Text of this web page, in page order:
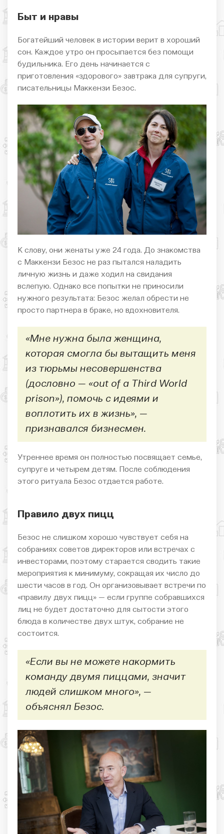
Быт и нравы
Богатейший человек в истории верит в хороший
сон. Каждое утро он просыпается без помощи
будильника. Его день начинается с
приготовления «здорового» завтрака для супруги,
писательницы Маккензи Безос.
К слову, они женаты уже 24 года. До знакомства
с Маккензи Безос не раз пытался наладить
личную жизнь и даже ходил на свидания
вслепую. Однако все попытки не приносили
нужного результата: Безос желал обрести не
просто партнера в браке, но вдохновителя.
«Мне нужна была женщина,
которая смогла бы вытащить меня
из тюрьмы несовершенства
(дословно — «out of a Third World
prison»), помочь с идеями и
воплотить их в жизнь», —
признавался бизнесмен.
Утреннее время он полностью посвящает семье,
супруге и четырем детям. После соблюдения
этого ритуала Безос отдается работе.
Правило двух пицц
Безос не слишком хорошо чувствует себя на
собраниях советов директоров или встречах с
инвесторами, поэтому старается сводить такие
мероприятия к минимуму, сокращая их число до
шести часов в год. Он организовывает встречи по
«правилу двух пицц» — если группе собравшихся
лиц не будет достаточно для сытости этого
блюда в количестве двух штук, собрание не
состоится.
«Если вы не можете накормить
команду двумя пиццами, значит
людей слишком много», —
объяснял Безос.